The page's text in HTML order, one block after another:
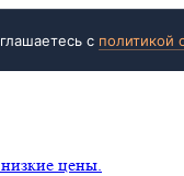
с политикой
цены.